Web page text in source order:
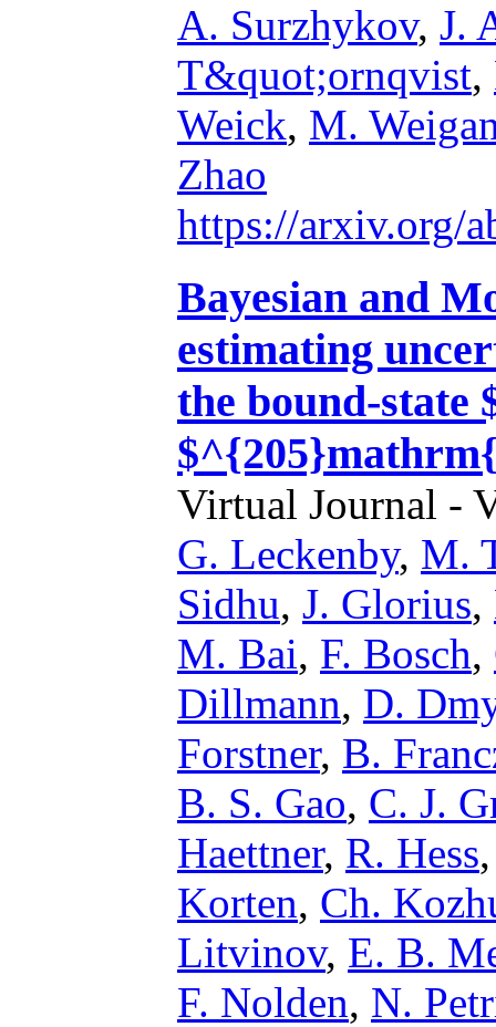
A. Surzhykov, J.
T&quot;ornqvist,
Weick, M.
Zhao
https://arxiv.org/
Bayesian and
estimating
the bound-state
Virtual Journal -
G. Leckenby, M.
Sidhu, J. Glorius,
M. Bai, F. Bosch,
Dillmann, D.
Forstner, B.
B. S. Gao, C. J.
Haettner, R. Hess
Korten, Ch.
Litvinov, E. B.
F. Nolden, N.